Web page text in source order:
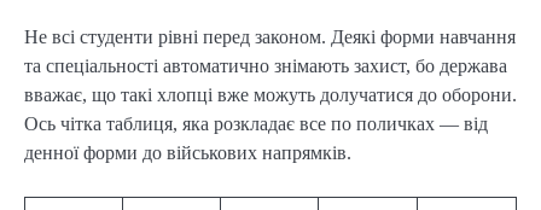
Не всі студенти рівні перед законом. Деякі форми навчання
та спеціальності автоматично знімають захист, бо держава
вважає, що такі хлопці вже можуть долучатися до оборони.
Ось чітка таблиця, яка розкладає все по поличках — від
денної форми до військових напрямків.